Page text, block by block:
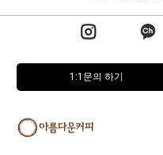
1:1문의 하기